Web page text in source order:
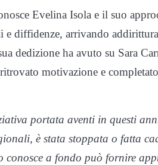
Evelina Isola e il suo
e diffidenze, arrivando
dedizione ha avuto su Sara
motivazione e
portata aventi in questi
è stata stoppata o fatta
conosce a fondo può fornire